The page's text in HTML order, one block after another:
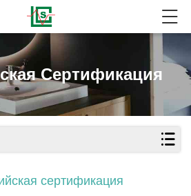
Сертификация
сертификация